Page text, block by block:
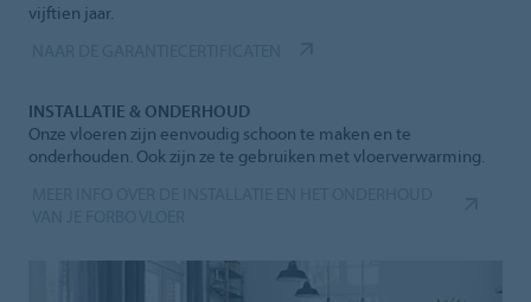
vijftien jaar.
INSTALLATIE & ONDERHOUD
Onze vloeren zijn eenvoudig schoon te maken en te
onderhouden. Ook zijn ze te gebruiken met vloerverwarming.